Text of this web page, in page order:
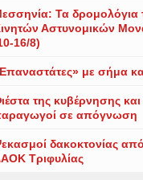
Τα δρομολόγια
Αστυνομικών
16/8)
με σήμα
της κυβέρνησης και
σε απόγνωση
δακοκτονίας
Τριφυλίας